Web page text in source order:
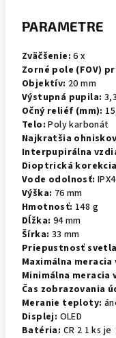
PARAMETRE
Zväčšenie: 6 x
Zorné pole (FOV)
Objektív: 20 mm
Výstupná pupila:
Očný reliéf (mm):
Telo: Poly karbonát
Najkratšia
Interpupirálna
Dioptrická
Vode odolnosť: IPX4
Výška: 76 mm
Hmotnosť: 148 g
Dĺžka: 94 mm
Šírka: 33 mm
Priepustnosť
Maximálna
Minimálna meracia
Čas zobrazovania
Meranie teploty:
Displej: OLED
Batéria: CR 2 1 ks